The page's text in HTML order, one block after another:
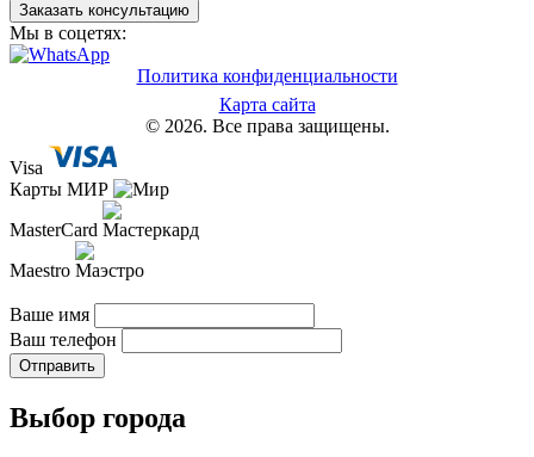
Заказать консультацию
Мы в соцетях:
Политика конфиденциальности
Карта сайта
© 2026. Все права защищены.
Visa
Карты МИР
MasterCard
Maestro
Ваше имя
Ваш телефон
Отправить
Выбор города